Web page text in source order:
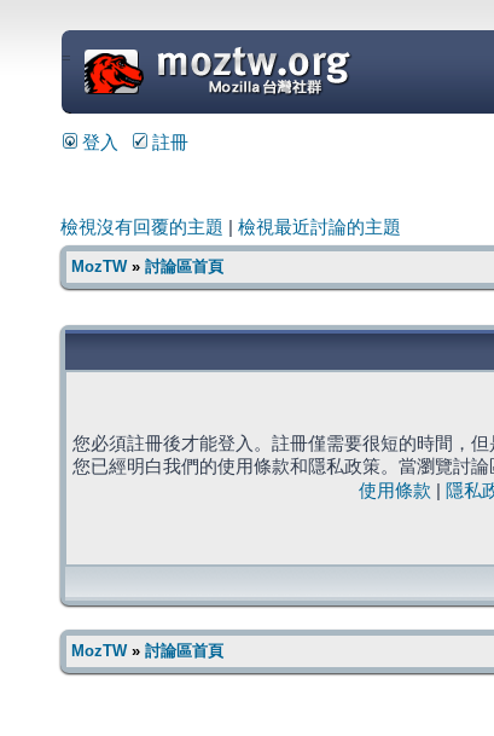
=
登入 註冊
檢視沒有回覆的主題 檢視最近討論的主題
MozTW» 討論區首頁
您必須註冊後才能登入。註冊僅需要很短的時間，
您已經明白我們的使用條款和隱私政策。當瀏覽討論
使用條款
隱私
MozTW» 討論區首頁